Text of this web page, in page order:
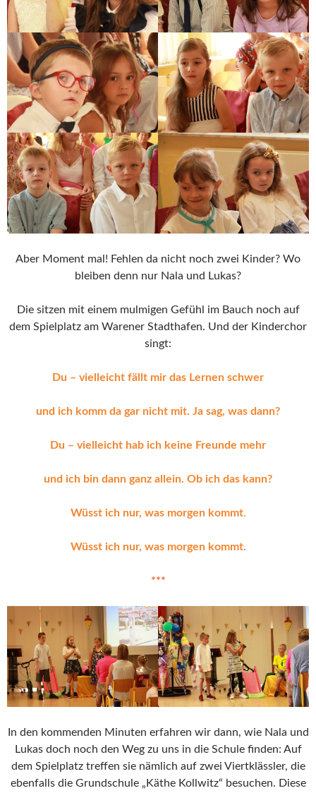
Aber Moment mal! Fehlen da nicht noch zwei Kinder? Wo
bleiben denn nur Nala und Lukas?
Die sitzen mit einem mulmigen Gefühl im Bauch noch auf
dem Spielplatz am Warener Stadthafen. Und der Kinderchor
singt:
Du – vielleicht fällt mir das Lernen schwer
und ich komm da gar nicht mit. Ja sag, was dann?
Du – vielleicht hab ich keine Freunde mehr
und ich bin dann ganz allein. Ob ich das kann?
Wüsst ich nur, was morgen kommt.
Wüsst ich nur, was morgen kommt.
***
In den kommenden Minuten erfahren wir dann, wie Nala und
Lukas doch noch den Weg zu uns in die Schule finden: Auf
dem Spielplatz treffen sie nämlich auf zwei Viertklässler, die
ebenfalls die Grundschule „Käthe Kollwitz“ besuchen. Diese